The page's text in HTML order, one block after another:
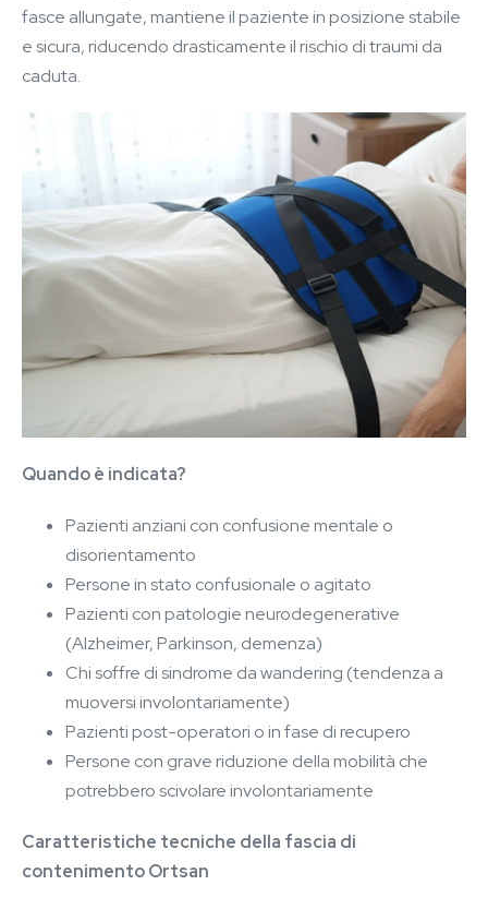
fasce allungate, mantiene il paziente in posizione stabile
e sicura, riducendo drasticamente il rischio di traumi da
caduta.
Quando è indicata?
Pazienti anziani con confusione mentale o
disorientamento
Persone in stato confusionale o agitato
Pazienti con patologie neurodegenerative
(Alzheimer, Parkinson, demenza)
Chi soffre di sindrome da wandering (tendenza a
muoversi involontariamente)
Pazienti post-operatori o in fase di recupero
Persone con grave riduzione della mobilità che
potrebbero scivolare involontariamente
Caratteristiche tecniche della fascia di
contenimento Ortsan